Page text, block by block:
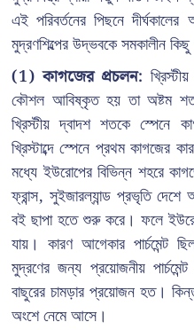
এই পরিবর্তনের পিছনে
মুদ্রণশিল্পের উদ্ভবকে সমকালীন
(1) কাগজের প্রচলন:
কৌশল আবিষ্কৃত হয় তা অষ্টম
খ্রিস্টীয় দ্বাদশ শতকে
খ্রিস্টাব্দে স্পেনে প্রথম কাগজের
মধ্যে ইউরোপের বিভিন্ন শহরে
ফ্রান্স, সুইজারল্যান্ড প্রভৃতি দেশে
বই ছাপা হতে শুরু করে। ফলে
যায়। কারণ আগেকার পার্চমেন্ট
মুদ্রণের জন্য প্রয়োজনীয়
বাছুরের চামড়ার প্রয়োজন হত।
অংশে নেমে আসে।